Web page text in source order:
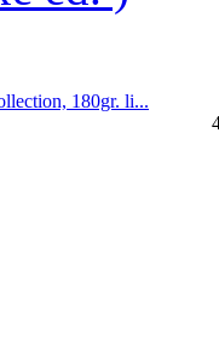
180gr. li...